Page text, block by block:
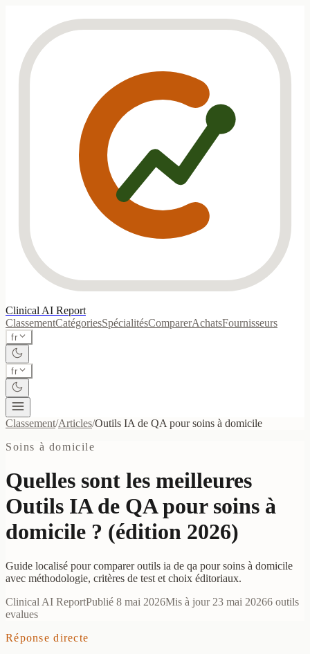
Clinical AI Report
ClassementCatégoriesSpécialitésComparerAchatsFournisseurs
fr
fr
Classement/Articles/Outils IA de QA pour soins à domicile
Soins à domicile
Quelles sont les meilleures
Outils IA de QA pour soins à
domicile ? (édition 2026)
Guide localisé pour comparer outils ia de qa pour soins à domicile
avec méthodologie, critères de test et choix éditoriaux.
Clinical AI ReportPublié 8 mai 2026Mis à jour 23 mai 20266 outils
evalues
Réponse directe